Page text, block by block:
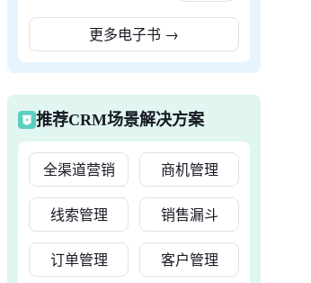
更多电子书 →
推荐CRM场景解决方案
全渠道营销 商机管理
线索管理 销售漏斗
订单管理 客户管理